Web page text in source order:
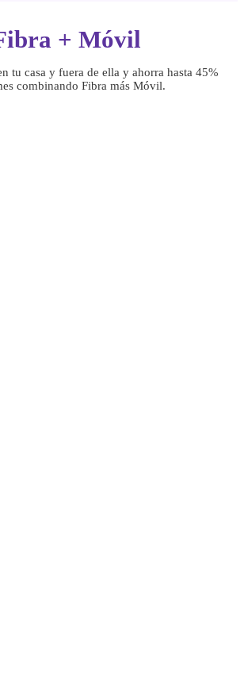
+ Móvil
tu casa y fuera de ellay ahorra hasta 45%
combinando Fibra más Móvil.